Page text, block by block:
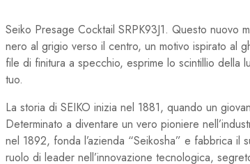
Seiko Presage Cocktail SRPK93J1. Questo nuovo
nero al grigio verso il centro, un motivo ispirato al
file di finitura a specchio, esprime lo scintillio della
tuo.
La storia di SEIKO inizia nel 1881, quando un
Determinato a diventare un vero pioniere
nel 1892, fonda l’azienda “Seikosha” e fabbrica
ruolo di leader nell’innovazione tecnologica,